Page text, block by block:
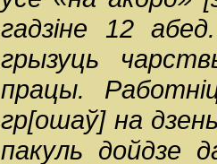
гадзіне 12
грызуць
працы.
гр[ошаў] на
пакуль дойдзе